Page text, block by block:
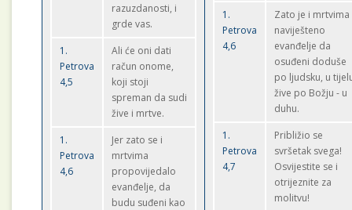
razuzdanosti, i
grde vas.
1.
Petrova
4,5
Ali će oni dati
račun onome,
koji stoji
spreman da sudi
žive i mrtve.
1.
Petrova
4,6
Jer zato se i
mrtvima
propovijedalo
evanđelje, da
budu suđeni kao
1.
Petrova
4,6
Zato je i mrtvima
naviješteno
evanđelje da
osuđeni doduše
po ljudsku, u
žive po Božju - u
duhu.
1.
Petrova
4,7
Približio se
svršetak svega!
Osvijestite se i
otrijeznite za
molitvu!